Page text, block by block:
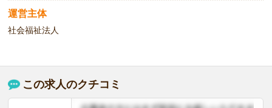
運営主体
社会福祉法人
この求人のクチコミ